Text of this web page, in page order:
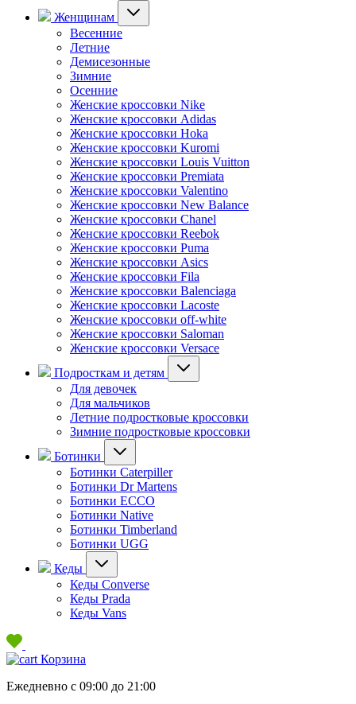
Женщинам
Весенние
Летние
Демисезонные
Зимние
Осенние
Женские кроссовки Nike
Женские кроссовки Adidas
Женские кроссовки Hoka
Женские кроссовки Kuromi
Женские кроссовки Louis Vuitton
Женские кроссовки Premiata
Женские кроссовки Valentino
Женские кроссовки New Balance
Женские кроссовки Chanel
Женские кроссовки Reebok
Женские кроссовки Puma
Женские кроссовки Asics
Женские кроссовки Fila
Женские кроссовки Balenciaga
Женские кроссовки Lacoste
Женские кроссовки off-white
Женские кроссовки Saloman
Женские кроссовки Versace
Подросткам и детям
Для девочек
Для мальчиков
Летние подростковые кроссовки
Зимние подростковые кроссовки
Ботинки
Ботинки Caterpiller
Ботинки Dr Martens
Ботинки ECCO
Ботинки Native
Ботинки Timberland
Ботинки UGG
Кеды
Кеды Converse
Кеды Prada
Кеды Vans
Корзина
Ежедневно с 09:00 до 21:00